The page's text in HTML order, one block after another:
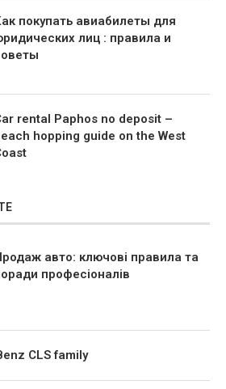
покупать авиабилеты для
лиц : правила и
rental Paphos no deposit –
hopping guide on the West
авто: ключові правила та
професіоналів
CLS family